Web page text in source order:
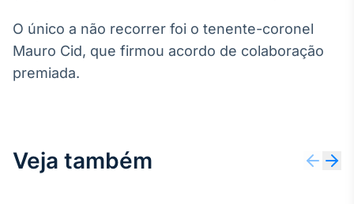
analisar fundos
de investimento
O único a não recorrer foi o tenente-coronel
Mauro Cid, que firmou acordo de colaboração
premiada.
Veja também